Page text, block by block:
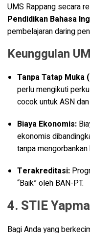
UMS Rappang secara
Pendidikan Bahasa
pembelajaran daring
Keunggulan
Tanpa Tatap Muka
perlu mengikuti
cocok untuk ASN
Biaya Ekonomis:
ekonomis
tanpa mengorbankan
Terakreditasi:
“Baik” oleh BAN-PT.
4. STIE
Bagi Anda yang